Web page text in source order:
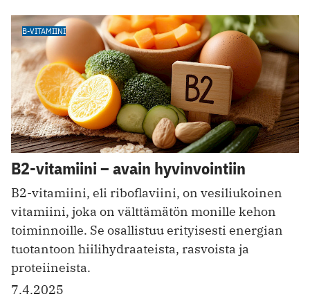
B-VITAMIINI
B2-vitamiini – avain hyvinvointiin
B2-vitamiini, eli riboflaviini, on vesiliukoinen
vitamiini, joka on välttämätön monille kehon
toiminnoille. Se osallistuu erityisesti energian
tuotantoon hiilihydraateista, rasvoista ja
proteiineista.
7.4.2025